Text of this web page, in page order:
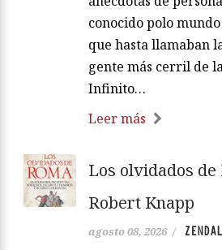
conocido polo
que hasta llamaban
gente más cerril de
Infinito…
Leer más
Los olvidados de
Robert Knapp
agosto 08, 2026 /